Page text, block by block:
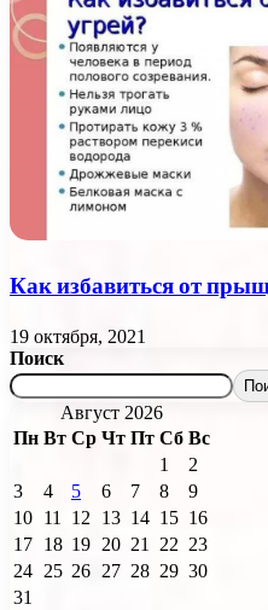
Как избавиться от
19 октября, 2021
Поиск
Август 2026
Пн Вт Ср Чт Пт Сб Вс
1
2
3
4 5 6 7 8
9
10 11 12 13 14 15 16
17 18 19 20 21 22 23
24 25 26 27 28 29 30
31